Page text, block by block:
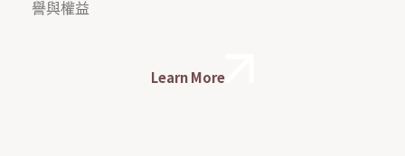
譽與權益
Learn More